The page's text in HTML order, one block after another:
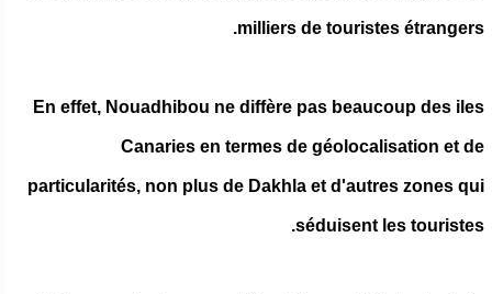
milliers de touristes étrangers.
En effet, Nouadhibou ne diffère pas beaucoup des iles
Canaries en termes de géolocalisation et de
particularités, non plus de Dakhla et d'autres zones qui
séduisent les touristes.